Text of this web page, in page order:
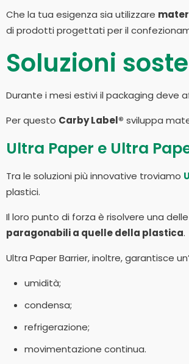
Che la tua esigenza sia utilizzare
di prodotti progettati per il
Soluzioni
Durante i mesi estivi il packaging deve
Per questo Carby Label® sviluppa
Ultra Paper e Ultra
Tra le soluzioni più innovative troviamo
plastici.
Il loro punto di forza è risolvere una
paragonabili a quelle della plastica.
Ultra Paper Barrier, inoltre, garantisce
umidità;
condensa;
refrigerazione;
movimentazione continua.